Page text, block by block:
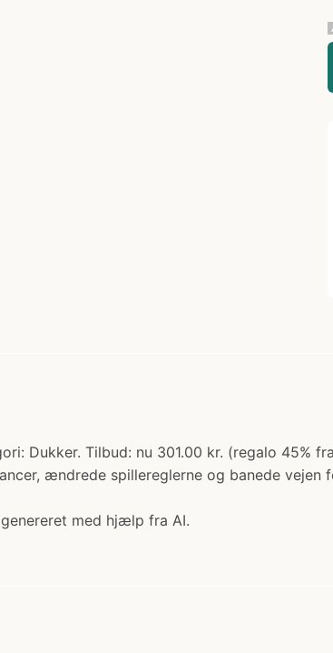
Dukker. Tilbud: nu 301.00 kr. (regalo 45%
ændrede spillereglerne og banede
med hjælp fra AI.